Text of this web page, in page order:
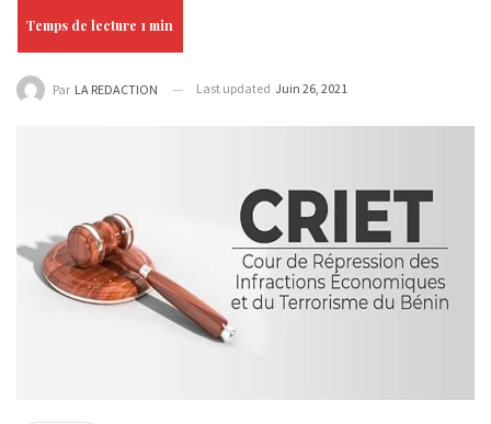
Par LA REDACTION Last updated Juin 26, 2021